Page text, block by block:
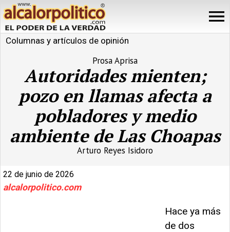
Columnas y artículos de opinión
Prosa Aprisa
Autoridades mienten;
pozo en llamas afecta a
pobladores y medio
ambiente de Las Choapas
Arturo Reyes Isidoro
22 de junio de 2026
alcalorpolitico.com
Hace ya más
de dos